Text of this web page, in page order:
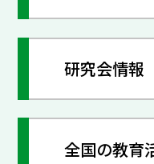
研究会情報
全国の教育